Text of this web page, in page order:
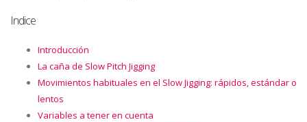
Indice
Introducción
La caña de Slow Pitch Jigging
Movimientos habituales en el Slow Jigging: rápidos, estándar o
lentos
Variables a tener en cuenta